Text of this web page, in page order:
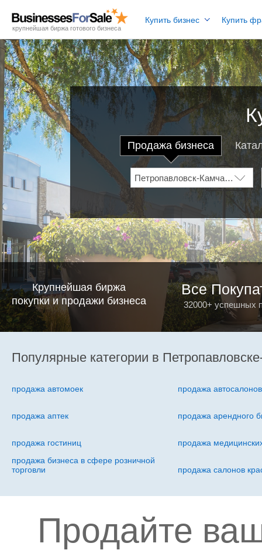
крупнейшая биржа готового бизнеса
Купить бизнес Купить
Продажа бизнеса
Крупнейшая биржа
покупки и продажи бизнеса
Все
32000+ успешных
Популярные категории в
продажа автомоек продажа автосалонов
продажа аптек продажа арендного
продажа гостиниц
продажа
продажа бизнеса в сфере розничной
торговли
продажа салонов
Продайте